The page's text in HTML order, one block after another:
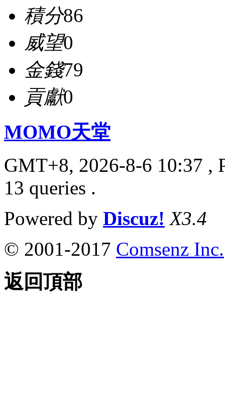
積分86
威望0
金錢79
貢獻0
MOMO天堂
GMT+8, 2026-8-6 10:37 ,
13 queries .
Powered by Discuz! X3.4
© 2001-2017 Comsenz Inc.
返回頂部